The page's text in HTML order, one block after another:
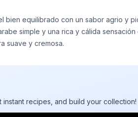
bien equilibrado con un sabor agrio y
simple y una rica y cálida sensación
suave y cremosa.
instant recipes, and build your collection!